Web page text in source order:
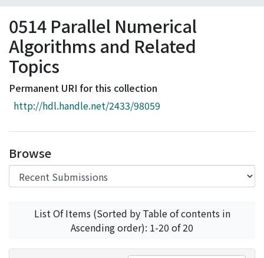
Browse
Download Ranking
Access Statistics
Library Network
0514 Parallel Numerical
Algorithms and Related
Topics
Permanent URI for this collection
http://hdl.handle.net/2433/98059
Browse
List Of Items (Sorted by Table of contents in
Ascending order): 1-20 of 20